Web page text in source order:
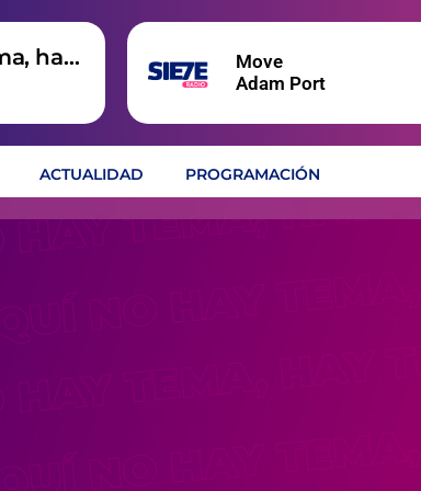
hay
Move
Adam Port
ACTUALIDAD PROGRAMACIÓN